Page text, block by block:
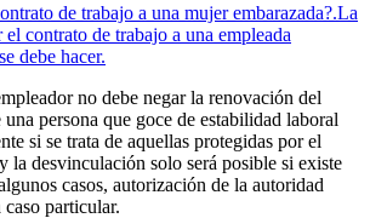
de trabajo a una mujer embarazada?.La
contrato de trabajo a una empleada
debe hacer.
no debe negar la renovación del
persona que goce de estabilidad laboral
si se trata de aquellas protegidas por el
la desvinculación solo será posible si existe
casos, autorización de la autoridad
caso particular.